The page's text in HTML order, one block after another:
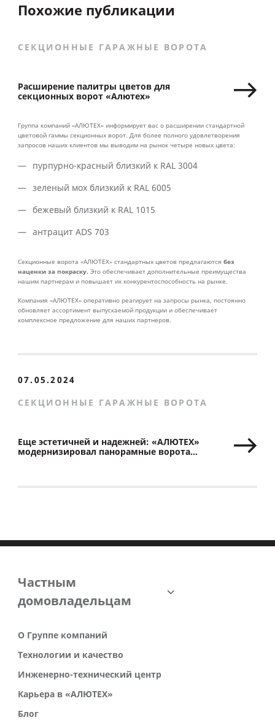
Похожие публикации
СЕКЦИОННЫЕ ГАРАЖНЫЕ ВОРОТА
Расширение палитры цветов для
секционных ворот «Алютех»
Группа компаний «АЛЮТЕХ» информирует вас о расширении стандартной
цветовой гаммы секционных ворот. Для более полного удовлетворения
запросов наших клиентов мы выводим на рынок четыре новых цвета:
пурпурно-красный близкий к RAL 3004
зеленый мох близкий к RAL 6005
бежевый близкий к RAL 1015
антрацит ADS 703
Секционные ворота «АЛЮТЕХ» стандартных цветов предлагаются без
наценки за покраску. Это обеспечивает дополнительные преимущества
нашим партнерам и повышает их конкурентоспособность на рынке.
Компания «АЛЮТЕХ» оперативно реагирует на запросы рынка, постоянно
обновляет ассортимент выпускаемой продукции и обеспечивает
комплексное предложение для наших партнеров.
07.05.2024
СЕКЦИОННЫЕ ГАРАЖНЫЕ ВОРОТА
Еще эстетичней и надежней: «АЛЮТЕХ»
модернизировал панорамные ворота
Частным
домовладельцам
О Группе компаний
Технологии и качество
Инженерно-технический центр
Карьера в «АЛЮТЕХ»
Блог